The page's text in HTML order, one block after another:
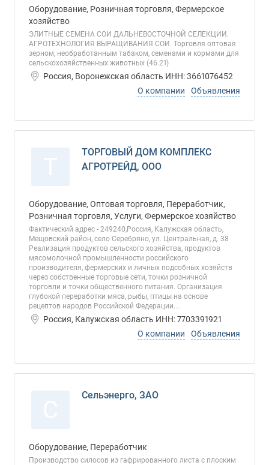
Оборудование, Розничная торговля, Фермерское
хозяйство
ЭЛИТНЫЕ СЕМЕНА СОИ ДАЛЬНЕВОСТОЧНОЙ СЕЛЕКЦИИ.
АГРОТЕХНОЛОГИЯ ВЫРАЩИВАНИЯ СОИ. Торговля оптовая
зерном, необработанным табаком, семенами и кормами для
сельскохозяйственных животных (46.21)
Россия, Воронежская область ИНН: 3661076452
О компании
Объявления
ТОРГОВЫЙ ДОМ КОМПЛЕКС
АГРОТРЕЙД, ООО
Оборудование, Оптовая торговля, Переработчик,
Розничная торговля, Услуги, Фермерское хозяйство
Фактический адрес - 249240,Россия, Калужская область,
Мещовский район, село Серебряно, ул. Центральная, д. 38
Реализация продуктов сельского хозяйства, продуктов
мясомолочной промышленности российского
производителя, фермерских и личных подсобных хозяйств
через собственные торговые сети, точки розничной
торговли и точки общественного питания. Организация
глубокой переработки мяса, рыбы, птицы на основе
рецептов народов Российской Федерации....
Россия, Калужская область ИНН: 7703391921
О компании
Объявления
Сельэнерго, ЗАО
Оборудование, Переработчик
Производство силосов из гафрированного листа с плоским